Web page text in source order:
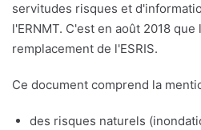
servitudes risques et
l'ERNMT. C'est en août 2018 que
remplacement de l'ESRIS.
Ce document comprend la
des risques naturels